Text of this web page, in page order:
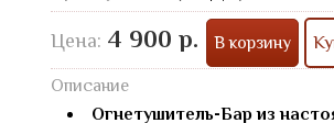
Цена: 4 900 р. В корзину
Описание
Огнетушитель-Бар из